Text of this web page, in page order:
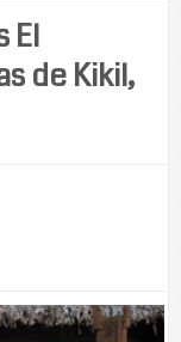
El
de Kikil,